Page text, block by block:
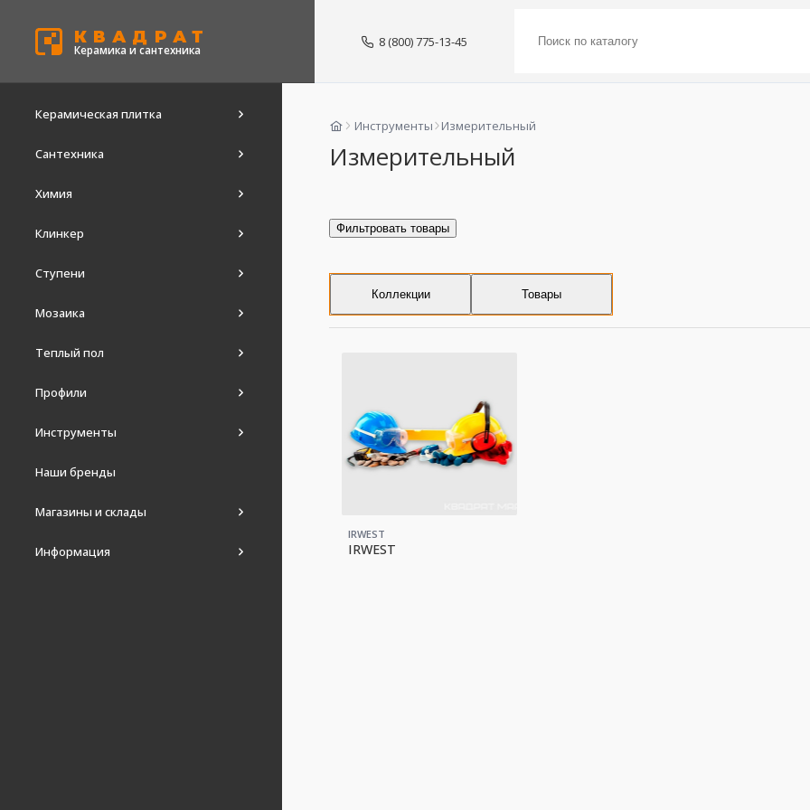
КВАДРАТ
Керамика и сантехника
8 (800) 775-13-45
Керамическая плитка
Сантехника
Химия
Клинкер
Ступени
Мозаика
Теплый пол
Профили
Инструменты
Наши бренды
Магазины и склады
Информация
Инструменты Измерительный
Измерительный
Фильтровать товары
Коллекции Товары
IRWEST
IRWEST